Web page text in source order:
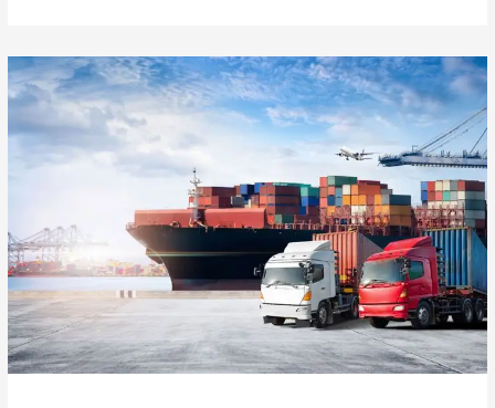
شحن
من
السعودية
إلى
الأردن